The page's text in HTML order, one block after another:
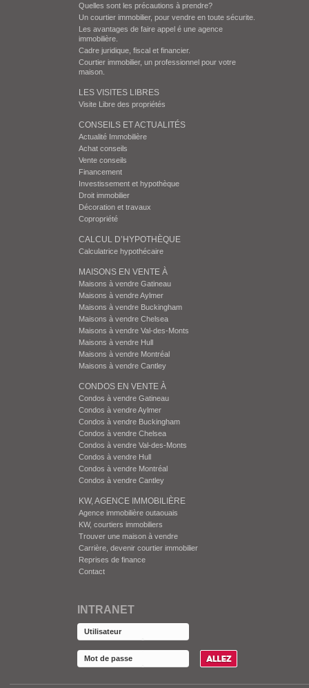
Quelles sont les précautions à prendre?
Un courtier immobilier, pour vendre en toute sécurite.
Les avantages de faire appel é une agence
immobilière.
Cadre juridique, fiscal et financier.
Courtier immobilier, un professionnel pour votre
maison.
LES VISITES LIBRES
Visite Libre des propriétés
CONSEILS ET ACTUALITÉS
Actualité Immobilière
Achat conseils
Vente conseils
Financement
Investissement et hypothèque
Droit immobilier
Décoration et travaux
Copropriété
CALCUL D’HYPOTHÈQUE
Calculatrice hypothécaire
MAISONS EN VENTE À
Maisons à vendre Gatineau
Maisons à vendre Aylmer
Maisons à vendre Buckingham
Maisons à vendre Chelsea
Maisons à vendre Val-des-Monts
Maisons à vendre Hull
Maisons à vendre Montréal
Maisons à vendre Cantley
CONDOS EN VENTE À
Condos à vendre Gatineau
Condos à vendre Aylmer
Condos à vendre Buckingham
Condos à vendre Chelsea
Condos à vendre Val-des-Monts
Condos à vendre Hull
Condos à vendre Montréal
Condos à vendre Cantley
KW, AGENCE IMMOBILIÈRE
Agence immobilière outaouais
KW, courtiers immobiliers
Trouver une maison à vendre
Carrière, devenir courtier immobilier
Reprises de finance
Contact
INTRANET